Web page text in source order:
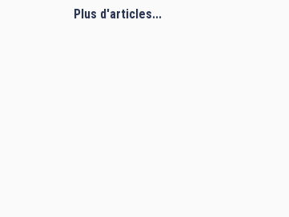
Plus d'articles...